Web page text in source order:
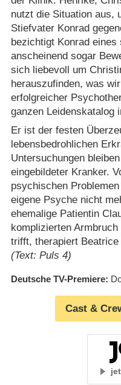
nutzt die Situation aus,
Stiefvater Konrad
bezichtigt Konrad eines
anscheinend sogar
sich liebevoll um
herauszufinden, was
erfolgreicher
ganzen Leidenskatalog
Er ist der festen
lebensbedrohlichen
Untersuchungen
eingebildeter Kranker.
psychischen
eigene Psyche nicht
ehemalige Patientin
komplizierten
trifft, therapiert
(Text: Puls 4)
Deutsche TV-Premiere
Cast &